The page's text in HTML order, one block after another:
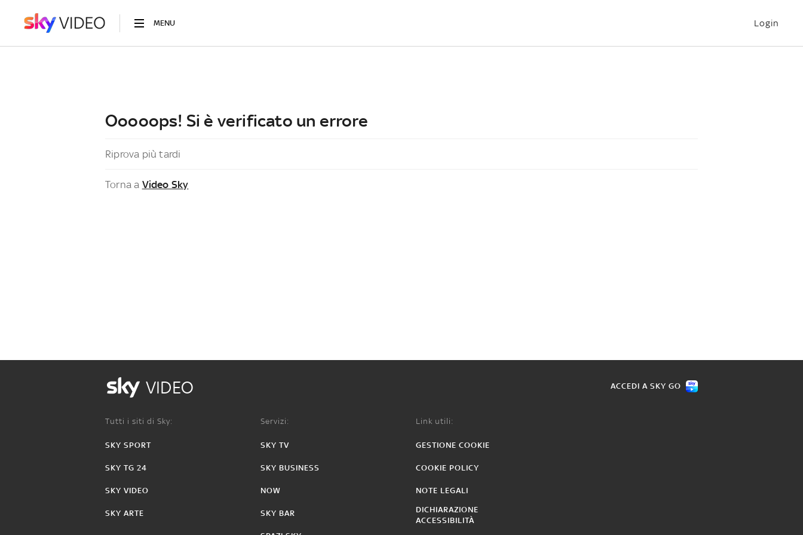
MENU Login
Ooooops! Si è verificato un errore
Riprova più tardi
Torna a Video Sky
VIDEO ACCEDI A SKY GO
Tutti i siti di Sky:
SKY SPORT
SKY TG 24
SKY VIDEO
SKY ARTE
Servizi:
SKY TV
SKY BUSINESS
NOW
SKY BAR
Link utili:
GESTIONE COOKIE
COOKIE POLICY
NOTE LEGALI
DICHIARAZIONE
ACCESSIBILITÀ